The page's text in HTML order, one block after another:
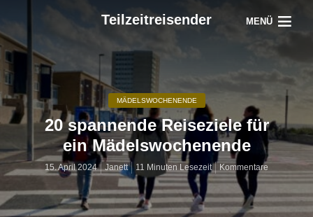
Teilzeitreisender MENÜ
MÄDELSWOCHENENDE
20 spannende Reiseziele für
ein Mädelswochenende
15. April 2024 Janett 11 Minuten Lesezeit Kommentare